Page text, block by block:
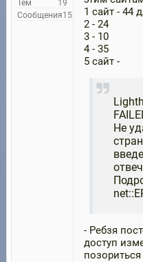
Тем
19
Сообщения158
1 сайт - 44
2 - 24
3 - 10
4 - 35
5 сайт -
Не
- Ребзя
доступ
позориться